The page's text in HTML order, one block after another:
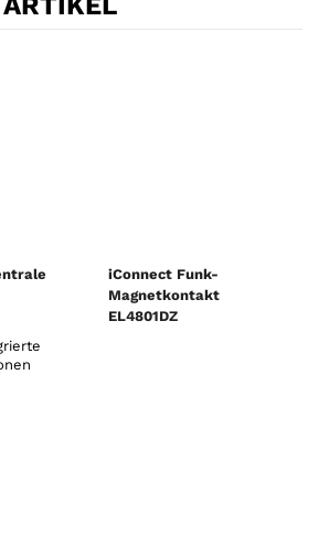
iConnect Funk-
Magnetkontakt
EL4801DZ